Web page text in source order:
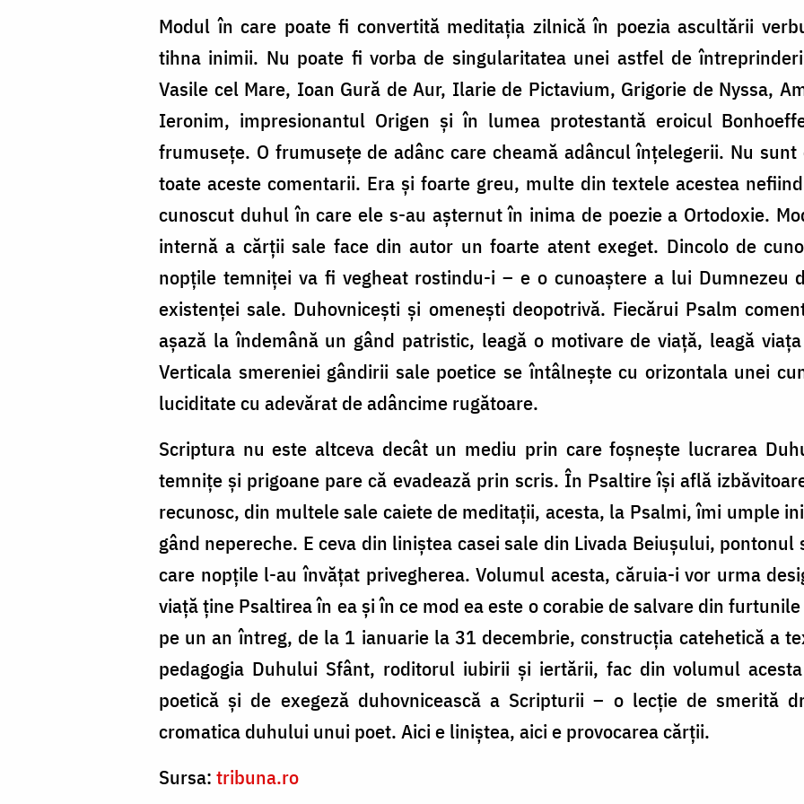
Modul în care poate fi convertită meditația zilnică în poezia ascultării
tihna inimii. Nu poate fi vorba de singularitatea unei astfel de
Vasile cel Mare, Ioan Gură de Aur, Ilarie de Pictavium, Grigorie de Nyssa,
Ieronim, impresionantul Origen și în lumea protestantă eroicul
frumusețe. O frumusețe de adânc care cheamă adâncul înțelegerii. Nu sunt
toate aceste comentarii. Era și foarte greu, multe din textele acestea
cunoscut duhul în care ele s-au așternut în inima de poezie a Ortodoxie.
internă a cărții sale face din autor un foarte atent exeget. Dincolo de
nopțile temniței va fi vegheat rostindu-i – e o cunoaștere a lui Dumnezeu
existenței sale. Duhovnicești și omenești deopotrivă. Fiecărui Psalm
așază la îndemână un gând patristic, leagă o motivare de viață, leagă
Verticala smereniei gândirii sale poetice se întâlnește cu orizontala unei
luciditate cu adevărat de adâncime rugătoare.
Scriptura nu este altceva decât un mediu prin care foșnește lucrarea
temnițe și prigoane pare că evadează prin scris. În Psaltire își află
recunosc, din multele sale caiete de meditații, acesta, la Psalmi, îmi umple
gând nepereche. E ceva din liniștea casei sale din Livada Beiușului,
care nopțile l-au învățat privegherea. Volumul acesta, căruia-i vor urma
viață ține Psaltirea în ea și în ce mod ea este o corabie de salvare din
pe un an întreg, de la 1 ianuarie la 31 decembrie, construcția catehetică a
pedagogia Duhului Sfânt, roditorul iubirii și iertării, fac din volumul
poetică și de exegeză duhovnicească a Scripturii – o lecție de smerită
cromatica duhului unui poet. Aici e liniștea, aici e provocarea cărții.
Sursa: tribuna.ro